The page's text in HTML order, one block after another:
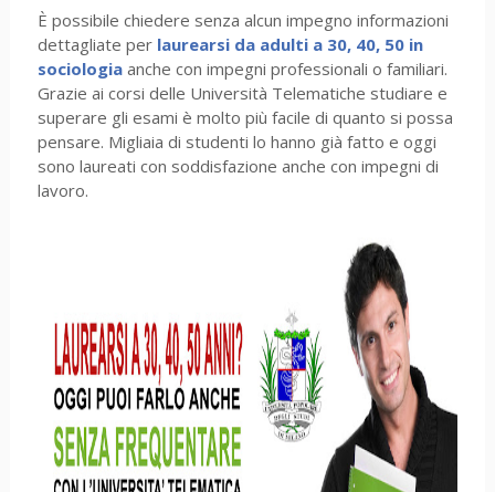
È possibile chiedere senza alcun impegno informazioni
dettagliate per laurearsi da adulti a 30, 40, 50 in
sociologiaanche con impegni professionali o familiari.
Grazie ai corsi delle Università Telematiche studiare e
superare gli esami è molto più facile di quanto si possa
pensare. Migliaia di studenti lo hanno già fatto e oggi
sono laureati con soddisfazione anche con impegni di
lavoro.